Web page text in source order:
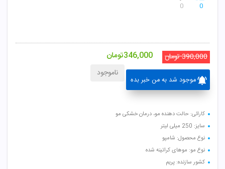
0
0
390,000تومان 346,000تومان
موجود شد به من خبر بده
ناموجود
کارائی: حالت دهنده مو، درمان خشکی مو
سایز: 250 میلی لیتر
نوع محصول: شامپو
نوع مو: موهای کراتینه شده
کشور سازنده: پریم